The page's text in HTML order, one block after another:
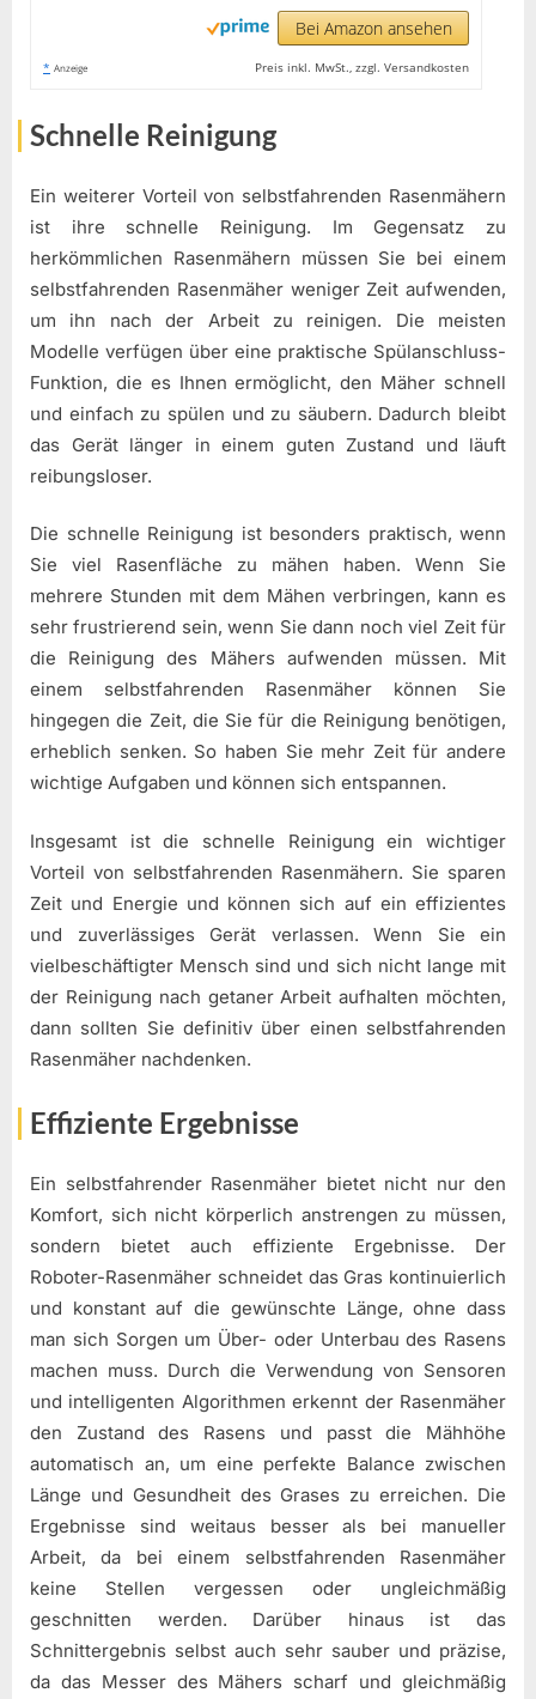
Bei Amazon ansehen
* Anzeige Preis inkl. MwSt., zzgl. Versandkosten
Schnelle Reinigung
Ein weiterer Vorteil von selbstfahrenden Rasenmähern
ist ihre schnelle Reinigung. Im Gegensatz zu
herkömmlichen Rasenmähern müssen Sie bei einem
selbstfahrenden Rasenmäher weniger Zeit aufwenden,
um ihn nach der Arbeit zu reinigen. Die meisten
Modelle verfügen über eine praktische Spülanschluss-
Funktion, die es Ihnen ermöglicht, den Mäher schnell
und einfach zu spülen und zu säubern. Dadurch bleibt
das Gerät länger in einem guten Zustand und läuft
reibungsloser.
Die schnelle Reinigung ist besonders praktisch, wenn
Sie viel Rasenfläche zu mähen haben. Wenn Sie
mehrere Stunden mit dem Mähen verbringen, kann es
sehr frustrierend sein, wenn Sie dann noch viel Zeit für
die Reinigung des Mähers aufwenden müssen. Mit
einem selbstfahrenden Rasenmäher können Sie
hingegen die Zeit, die Sie für die Reinigung benötigen,
erheblich senken. So haben Sie mehr Zeit für andere
wichtige Aufgaben und können sich entspannen.
Insgesamt ist die schnelle Reinigung ein wichtiger
Vorteil von selbstfahrenden Rasenmähern. Sie sparen
Zeit und Energie und können sich auf ein effizientes
und zuverlässiges Gerät verlassen. Wenn Sie ein
vielbeschäftigter Mensch sind und sich nicht lange mit
der Reinigung nach getaner Arbeit aufhalten möchten,
dann sollten Sie definitiv über einen selbstfahrenden
Rasenmäher nachdenken.
Effiziente Ergebnisse
Ein selbstfahrender Rasenmäher bietet nicht nur den
Komfort, sich nicht körperlich anstrengen zu müssen,
sondern bietet auch effiziente Ergebnisse. Der
Roboter-Rasenmäher schneidet das Gras kontinuierlich
und konstant auf die gewünschte Länge, ohne dass
man sich Sorgen um Über- oder Unterbau des Rasens
machen muss. Durch die Verwendung von Sensoren
und intelligenten Algorithmen erkennt der Rasenmäher
den Zustand des Rasens und passt die Mähhöhe
automatisch an, um eine perfekte Balance zwischen
Länge und Gesundheit des Grases zu erreichen. Die
Ergebnisse sind weitaus besser als bei manueller
Arbeit, da bei einem selbstfahrenden Rasenmäher
keine Stellen vergessen oder ungleichmäßig
geschnitten werden. Darüber hinaus ist das
Schnittergebnis selbst auch sehr sauber und präzise,
da das Messer des Mähers scharf und gleichmäßig